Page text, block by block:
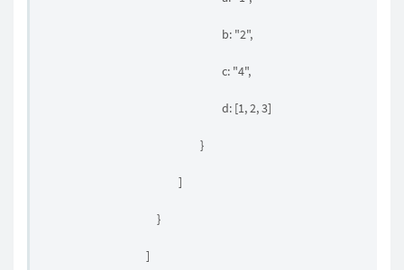
b: "2",
c: "4",
d: [1, 2, 3]
}
]
}
]